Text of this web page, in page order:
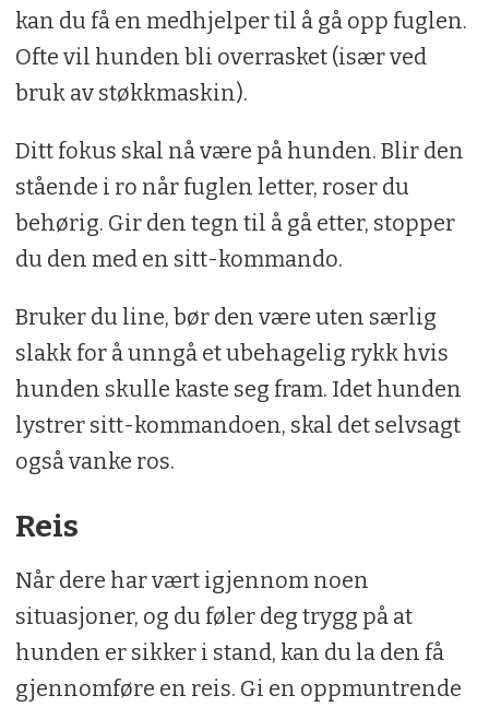
kan du få en medhjelper til å gå opp fuglen.
Ofte vil hunden bli overrasket (især ved
bruk av støkkmaskin).
Ditt fokus skal nå være på hunden. Blir den
stående i ro når fuglen letter, roser du
behørig. Gir den tegn til å gå etter, stopper
du den med en sitt-kommando.
Bruker du line, bør den være uten særlig
slakk for å unngå et ubehagelig rykk hvis
hunden skulle kaste seg fram. Idet hunden
lystrer sitt-kommandoen, skal det selvsagt
også vanke ros.
Reis
Når dere har vært igjennom noen
situasjoner, og du føler deg trygg på at
hunden er sikker i stand, kan du la den få
gjennomføre en reis. Gi en oppmuntrende